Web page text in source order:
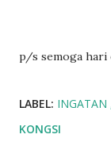
p/s semoga hari
LABEL: INGATAN
KONGSI